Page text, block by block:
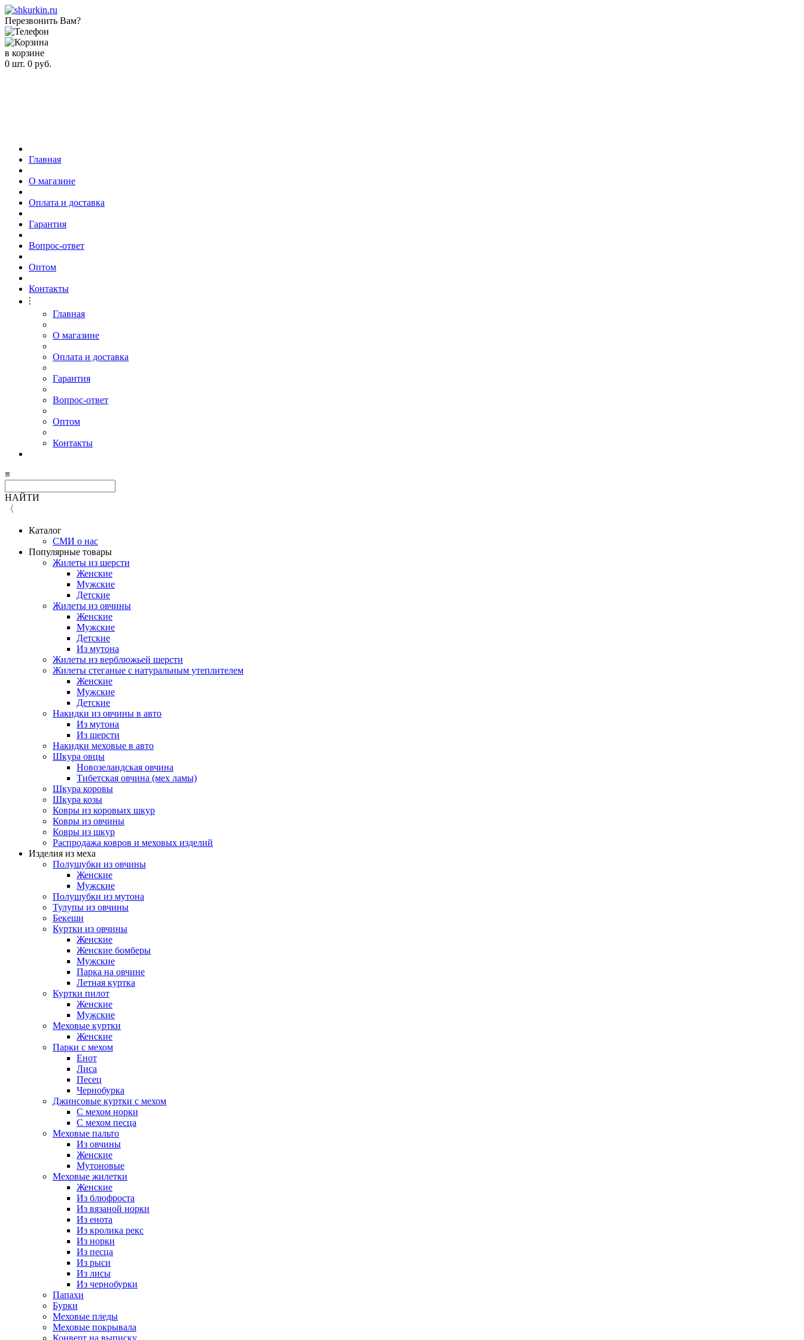
Перезвонить Вам?
в корзине
0 шт. 0 руб.
Главная
О магазине
Оплата и доставка
Гарантия
Вопрос-ответ
Оптом
Контакты
⫶
Главная
О магазине
Оплата и доставка
Гарантия
Вопрос-ответ
Оптом
Контакты
≡
НАЙТИ
〈
Каталог
СМИ о нас
Популярные товары
Жилеты из шерсти
Женские
Мужские
Детские
Жилеты из овчины
Женские
Мужские
Детские
Из мутона
Жилеты из верблюжьей шерсти
Жилеты стеганые с натуральным утеплителем
Женские
Мужские
Детские
Накидки из овчины в авто
Из мутона
Из шерсти
Накидки меховые в авто
Шкура овцы
Новозеландская овчина
Тибетская овчина (мех ламы)
Шкура коровы
Шкура козы
Ковры из коровьих шкур
Ковры из овчины
Ковры из шкур
Распродажа ковров и меховых изделий
Изделия из меха
Полушубки из овчины
Женские
Мужские
Полушубки из мутона
Тулупы из овчины
Бекеши
Куртки из овчины
Женские
Женские бомберы
Мужские
Парка на овчине
Летная куртка
Куртки пилот
Женские
Мужские
Меховые куртки
Женские
Парки с мехом
Енот
Лиса
Песец
Чернобурка
Джинсовые куртки с мехом
С мехом норки
С мехом песца
Меховые пальто
Из овчины
Женские
Мутоновые
Меховые жилетки
Женские
Из блюфроста
Из вязаной норки
Из енота
Из кролика рекс
Из норки
Из песца
Из рыси
Из лисы
Из чернобурки
Папахи
Бурки
Меховые пледы
Меховые покрывала
Конверт на выписку